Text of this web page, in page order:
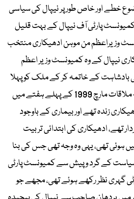
خطے اور خاص طور پر نیپال کی سیاسی
پارٹی آف نیپال کے بہت قلیل
وزیراعظم من موہن ادھیکاری منتخب
نیپال کے وہ کمیونسٹ وزیر اعظم
کے خاتمہ کر کے ملک کو پہلا
دستور دیا تھا، یاد رہے کہ یہ ملاقات مارچ 1999 کے پہلے ہفتے میں
زندہ تھے اور بیماری کے باوجود
تھے، ادھیکاری کی ابتدائی تربیت
ہوئی تھی، یہی وہ وجہ تھی جس کی بنا
کے گرد و پیش سے کمیونسٹ پارٹی
گہری نظر رکھے ہوئے تھی، مجھے جو